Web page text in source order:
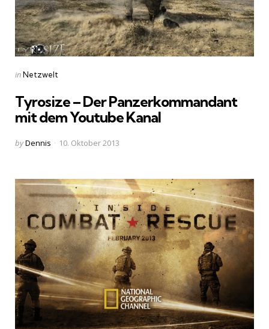
Categories
Posted
inNetzwelt
Tyrosize – Der Panzerkommandant
mit dem Youtube Kanal
Posted
byDennis 10. Oktober 2013